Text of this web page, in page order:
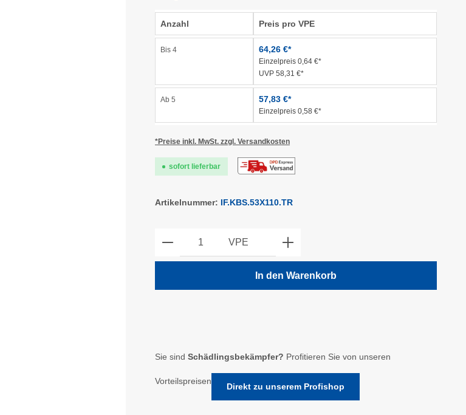
Anzahl Preis pro VPE
Bis 4 64,26 €*
Einzelpreis 0,64 €*
UVP 58,31 €*
Ab 5 57,83 €*
Einzelpreis 0,58 €*
*Preise inkl. MwSt. zzgl. Versandkosten
sofort lieferbar
Artikelnummer: IF.KBS.53X110.TR
Produkt Anzahl: Gib den gewünschten Wert
VPE
In den Warenkorb
Sie sind Schädlingsbekämpfer? Profitieren Sie von unseren
Vorteilspreisen
Direkt zu unserem Profishop